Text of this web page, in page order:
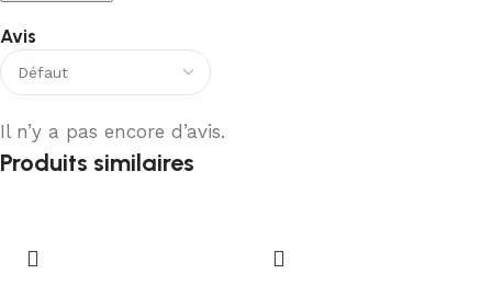
Avis
Il n’y a pas encore d’avis.
Produits similaires